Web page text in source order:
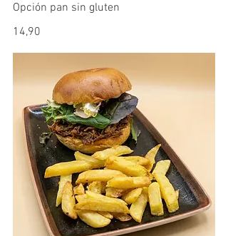
Opción pan sin gluten
14,90